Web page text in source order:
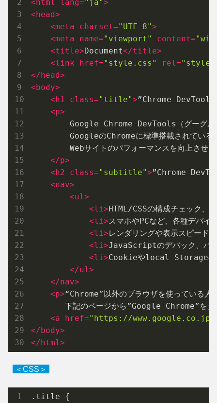
< html lang="ja">
< head>
<meta charset="UTF-8">
<meta name="viewport" content=
<title>Document</title>
<link href="style.css" rel=
</ head>
< body>
< h1 class="title">”Chrome
<p>
Google Chrome DevTools（グーグル
GoogleのChromeに標準搭載されている
Webサイトのパフォーマンスを向上させる
</p>
< h2 class="subtitle">”Chrome
<nav>
<ul>
<li>HTML/CSSの構成チェック、
<li>スマホやPCなど、各種デバイ
<li>レンダリングや表示スピード
<li>JavaScriptのデバック、パフ
<li>Cookieやlocal Storageの
</ul>
</nav>
<p>“Chrome”以外のブラウザを使っている人
下記のページから”Google Chrome”をダ
<a href="https://
</ body>
</ html>
＜CSS＞
.title {